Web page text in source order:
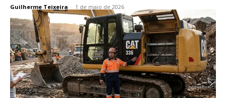
Guilherme Teixeira - 1 de maio de 2026